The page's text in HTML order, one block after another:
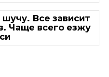
Все зависит
Чаще всего езжу